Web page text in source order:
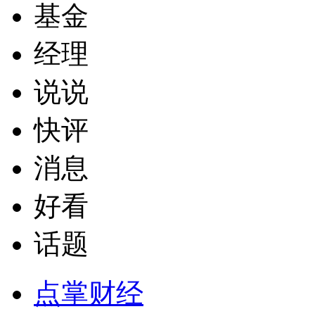
基金
经理
说说
快评
消息
好看
话题
点掌财经